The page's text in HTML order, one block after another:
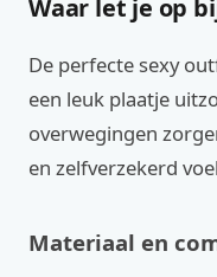
Waar let je op
De perfecte sexy
een leuk plaatje
overwegingen
en zelfverzekerd
Materiaal en